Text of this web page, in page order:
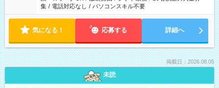
集 / 電話対応なし / パソコンスキル不要
気になる！ 応募する 詳細へ
掲載日：2026.08.05
未読